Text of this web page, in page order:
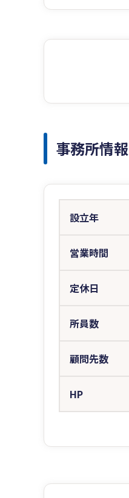
事務所情報
設立年
営業時間
定休日
所員数
顧問先数
HP